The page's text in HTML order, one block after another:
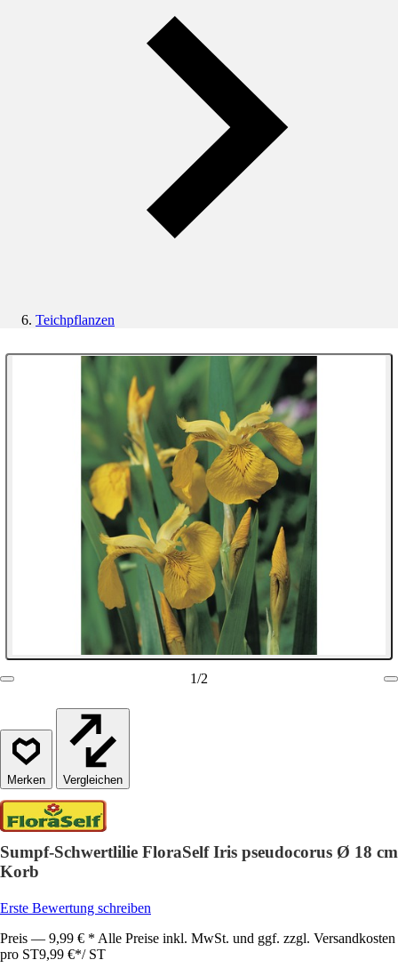
Teichpflanzen
1/2
Vergleichen
Sumpf-Schwertlilie FloraSelf Iris pseudocorus Ø 18 cm
Korb
Erste Bewertung schreiben
Preis — 9,99 € * Alle Preise inkl. MwSt. und ggf. zzgl. Versandkosten
pro ST9,99 €*/ ST